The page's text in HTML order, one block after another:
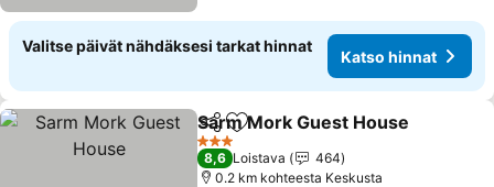
Valitse päivät nähdäksesi tarkat hinnat
Katso hinnat
Jaa Lisää suosikkeihin
Sarm Mork Guest House
3 Tähtiluokitus
8,6 Loistava
464
0.2 km kohteesta Keskusta